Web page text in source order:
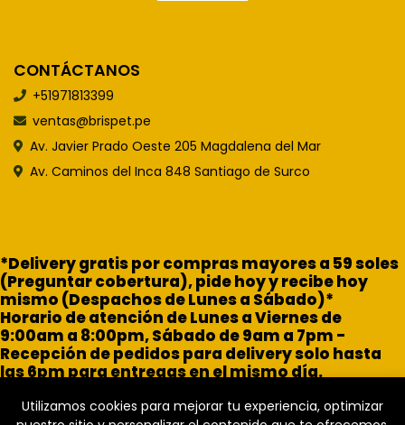
CONTÁCTANOS
+51971813399
ventas@brispet.pe
Av. Javier Prado Oeste 205 Magdalena del Mar
Av. Caminos del Inca 848 Santiago de Surco
*Delivery gratis por compras mayores a 59 soles
(Preguntar cobertura), pide hoy y recibe hoy
mismo (Despachos de Lunes a Sábado)*
Horario de atención de Lunes a Viernes de
9:00am a 8:00pm, Sábado de 9am a 7pm -
Recepción de pedidos para delivery solo hasta
las 6pm para entregas en el mismo día.
Utilizamos cookies para mejorar tu experiencia, optimizar